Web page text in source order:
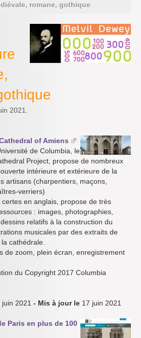
romane, gothique
2021.
of Amiens
de Columbia, le
Project, propose de nombreux
intérieure et extérieure de la
artisans (charpentiers, maçons,
verriers)
certes en anglais, propose de très
: images, photographies,
relatifs à la construction du
musicales par des extraits de
cathédrale.
de zoom, plein écran, enregistrement
du Copyright 2017 Columbia
juin 2021 - Mis à jour le 17 juin 2021
Paris en plus de 100